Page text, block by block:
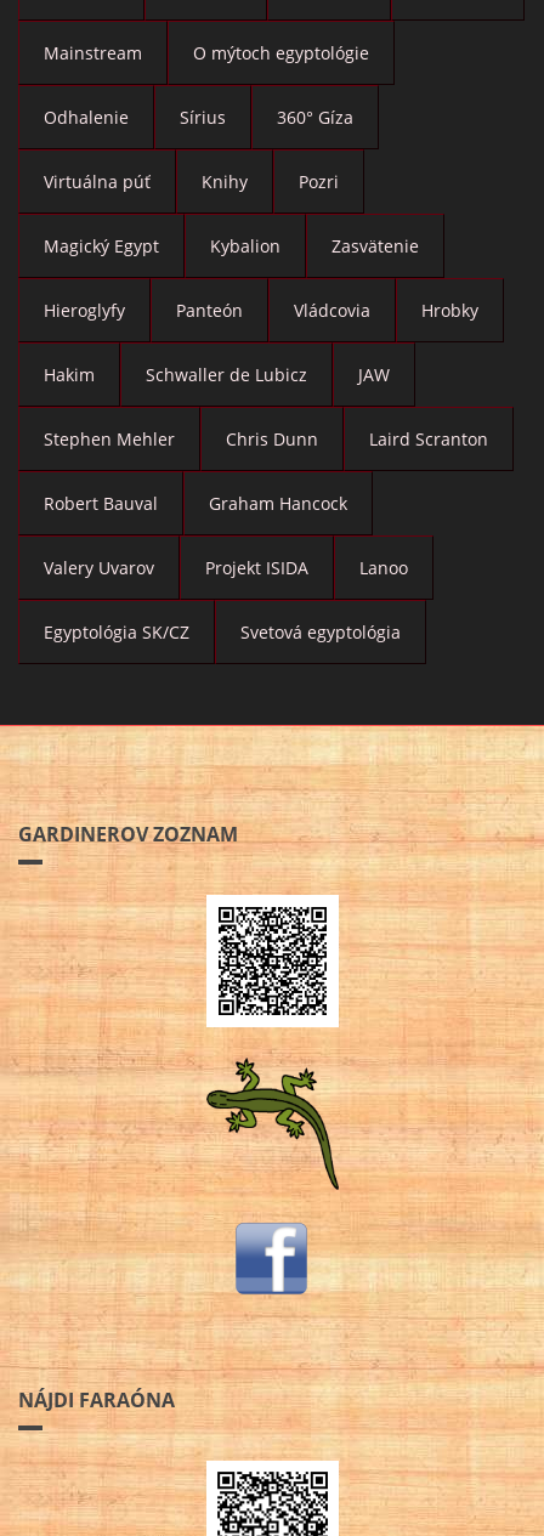
Mainstream O mýtoch egyptológie
Odhalenie Sírius 360° Gíza
Virtuálna púť Knihy Pozri
Magický Egypt Kybalion Zasvätenie
Hieroglyfy Panteón Vládcovia Hrobky
Hakim Schwaller de Lubicz JAW
Stephen Mehler Chris Dunn Laird Scranton
Robert Bauval Graham Hancock
Valery Uvarov Projekt ISIDA Lanoo
Egyptológia SK/CZ Svetová egyptológia
GARDINEROV ZOZNAM
NÁJDI FARAÓNA